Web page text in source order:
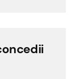
gestionarea